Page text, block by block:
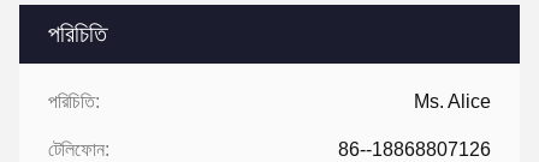
পরিচিতি
পরিচিতি: Ms. Alice
টেলিফোন: 86--18868807126